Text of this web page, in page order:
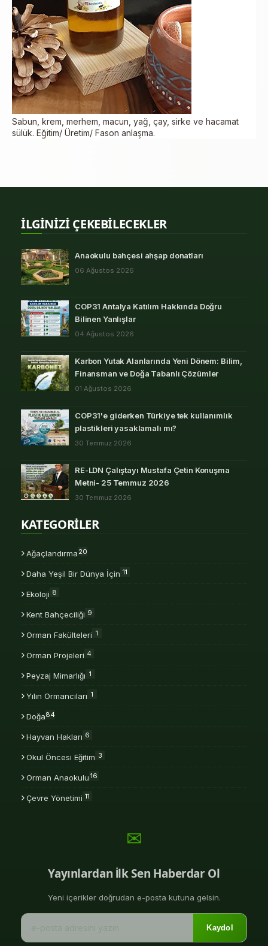
Sabun, krem, merhem, macun, yağ, çay, sirke ve hacamat
sülük. Eğitim/ Üretim/ Fason anlaşma.
İLGİNİZİ ÇEKEBİLECEKLER
Anaokulu bahçesi ahşap donatları
06 Ağustos 2026
COP31 Antalya Katılım Hakkında Doğru
Bilinen Yanlışlar
04 Ağustos 2026
Karbon Yutak Alanlarında Yeni Dönem: Bilim,
Finansman ve Doğa Tabanlı Çözümler
01 Ağustos 2026
COP31'e giderken Türkiye tek kullanımlık
plastikleri yasaklamalı mı?
30 Temmuz 2026
RE-LDN Çalıştayı Mustafa Çetin Konuşma
Metni- 25 Temmuz 2026
30 Temmuz 2026
KATEGORİLER
Ağaçlandırma 20
Daha Yeşil Bir Dünya İçin 11
Ekoloji 8
Kent Bahçeciliği 9
Orman Fakülteleri 1
Orman Projeleri 4
Peyzaj Mimarlığı 1
Yılın Ormancıları 1
Doğa84
Hayvan Hakları 6
Okul Öncesi Eğitim 3
Orman Anaokulu 16
Çevre Yönetimi 11
✉
Yayınlardan İlk Sen Haberdar Ol
Yeni içerikler doğrudan e-posta kutuna gelsin.
Kaydol